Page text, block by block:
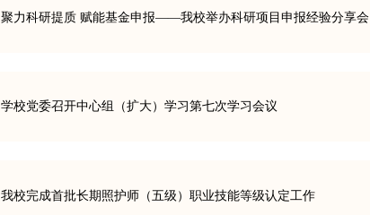
聚力科研提质 赋能基金申报——我校举办科研项目申报经验分享会
学校党委召开中心组（扩大）学习第七次学习会议
我校完成首批长期照护师（五级）职业技能等级认定工作